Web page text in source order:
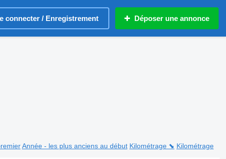
connecter / Enregistrement Déposer une annonce
Année - les plus anciens au début Kilométrage ⬊ Kilométrage